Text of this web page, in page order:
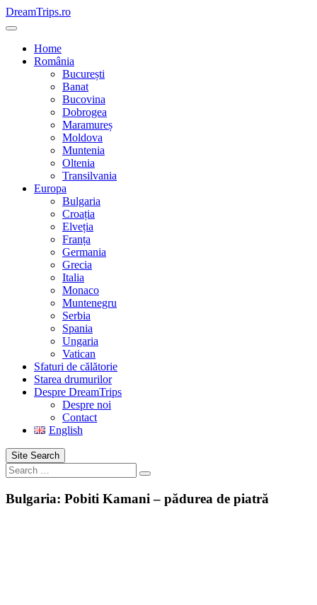
Skip
to
DreamTrips.ro
Home
România
București
Banat
Bucovina
Dobrogea
Maramureș
Moldova
Muntenia
Oltenia
Transilvania
Europa
Bulgaria
Croația
Elveția
Franța
Germania
Grecia
Italia
Monaco
Muntenegru
Serbia
Spania
Ungaria
Vatican
Sfaturi de călătorie
Starea drumurilor
Despre DreamTrips
Despre noi
Contact
English
Site Search
Search
Bulgaria: Pobiti Kamani – pădurea de piatră